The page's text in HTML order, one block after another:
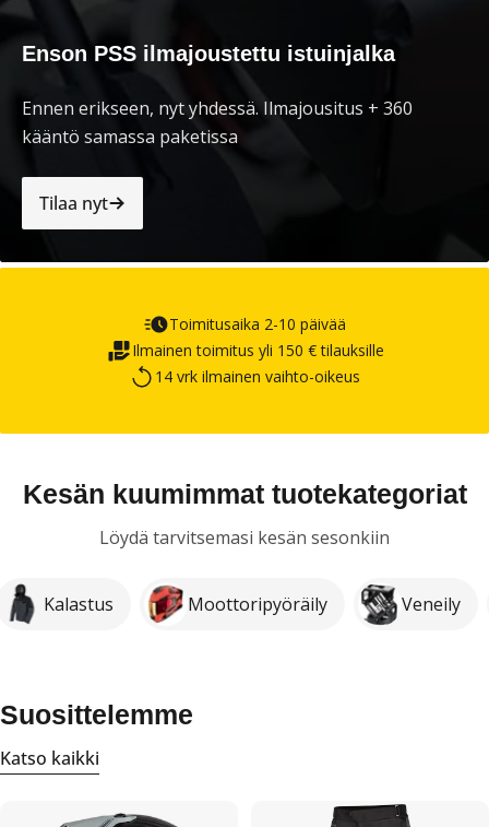
Enson PSS ilmajoustettu istuinjalka
Ennen erikseen, nyt yhdessä. Ilmajousitus + 360
kääntö samassa paketissa
Tilaa nyt
Toimitusaika 2-10 päivää
Ilmainen toimitus yli 150 € tilauksille
14 vrk ilmainen vaihto-oikeus
Kesän kuumimmat tuotekategoriat
Löydä tarvitsemasi kesän sesonkiin
Kalastus Moottoripyöräily Veneily
Suosittelemme
Katso kaikki